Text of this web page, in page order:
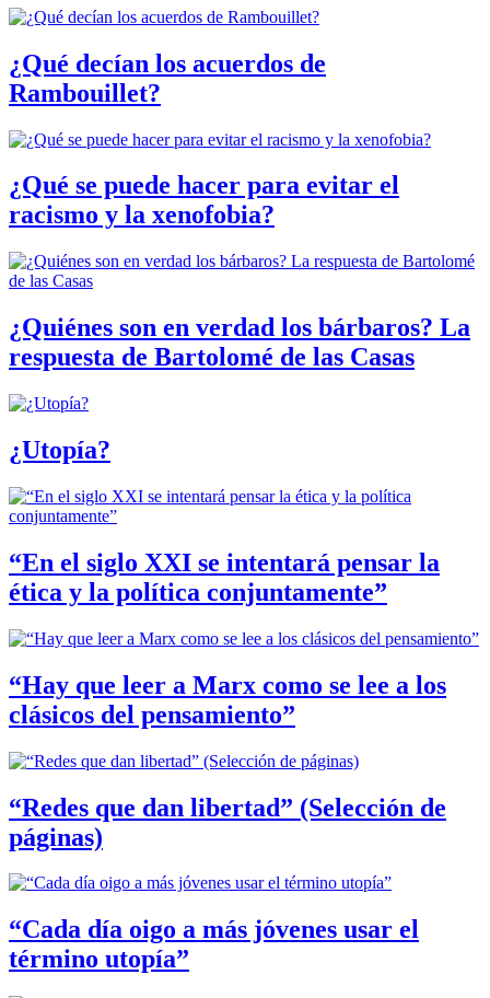
¿Qué decían los acuerdos de
Rambouillet?
¿Qué se puede hacer para evitar el
racismo y la xenofobia?
¿Quiénes son en verdad los bárbaros? La
respuesta de Bartolomé de las Casas
¿Utopía?
“En el siglo XXI se intentará pensar la
ética y la política conjuntamente”
“Hay que leer a Marx como se lee a los
clásicos del pensamiento”
“Redes que dan libertad” (Selección de
páginas)
“Cada día oigo a más jóvenes usar el
término utopía”